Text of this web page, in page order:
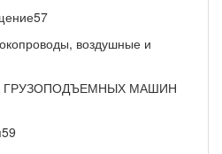
воздушные и
ГРУЗОПОДЪЕМНЫХ МАШИН